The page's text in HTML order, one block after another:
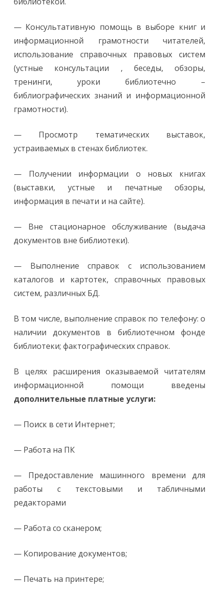
— Консультативную помощь в выборе книг и
информационной грамотности читателей,
использование справочных правовых систем
(устные консультации , беседы, обзоры,
тренинги, уроки библиотечно –
библиографических знаний и информационной
грамотности).
— Просмотр тематических выставок,
устраиваемых в стенах библиотек.
— Получении информации о новых книгах
(выставки, устные и печатные обзоры,
информация в печати и на сайте).
— Вне стационарное обслуживание (выдача
документов вне библиотеки).
— Выполнение справок с использованием
каталогов и картотек, справочных правовых
систем, различных БД.
В том числе, выполнение справок по телефону: о
наличии документов в библиотечном фонде
библиотеки; фактографических справок.
В целях расширения оказываемой читателям
информационной помощи введены
дополнительные платные услуги:
— Поиск в сети Интернет;
— Работа на ПК
— Предоставление машинного времени для
работы с текстовыми и табличными
редакторами
— Работа со сканером;
— Копирование документов;
— Печать на принтере;